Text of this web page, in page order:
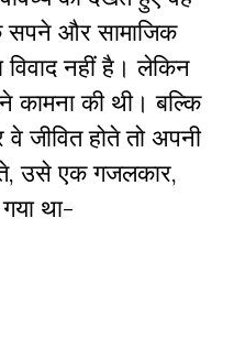
सपने और सामाजिक
विवाद नहीं है। लेकिन
कामना की थी। बल्कि
जीवित होते तो अपनी
उसे एक गजलकार,
था-